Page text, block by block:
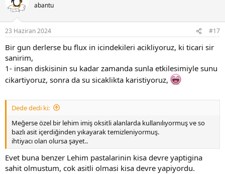
i
s
abantu
23 Haziran 2024 #17
Bir gun derlerse bu flux in icindekileri acikliyoruz, ki ticari sir
sanirim,
1- insan diskisinin su kadar zamanda sunla etkilesimiyle sunu
cikartiyoruz, sonra da su sicaklikta karistiyoruz,
Dede dedi ki:
Meğerse özel bir lehim imiş oksitli alanlarda kullanılıyormuş ve so
bazlı asit içerdiğinden yıkayarak temizleniyormuş.
ihtiyacı olan olursa şayet..
Evet buna benzer Lehim pastalarinin kisa devre yaptigina
sahit olmustum, cok asitli olmasi kisa devre yapiyordu.